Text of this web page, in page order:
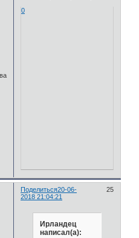
0
Поделиться 25
20-06-
2018 21:04:21
Ирландец
написал(а):